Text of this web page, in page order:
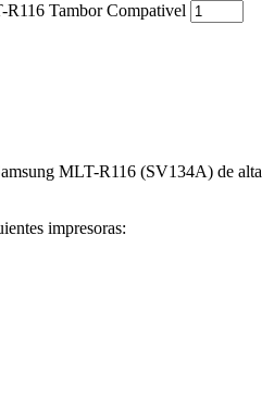
R116 Tambor Compativel
MLT-R116 (SV134A) de alta
impresoras: